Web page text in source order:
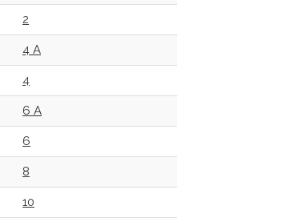
2
4 A
4
6 A
6
8
10